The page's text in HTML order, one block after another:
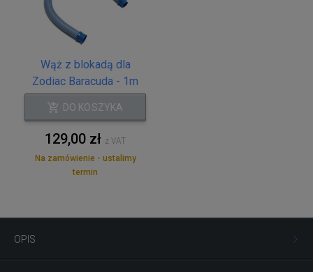
Wąż z blokadą dla
Zodiac Baracuda - 1m
DO KOSZYKA
129,00 zł z VAT
Na zamówienie - ustalimy
termin
OPIS